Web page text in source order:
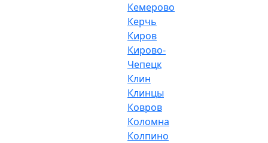
Кемерово
Керчь
Киров
Кирово-
Чепецк
Клин
Клинцы
Ковров
Коломна
Колпино